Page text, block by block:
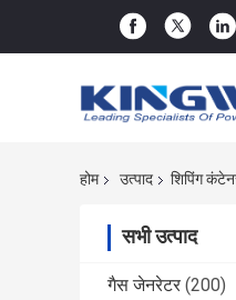
होम उत्पाद शिपिंग
सभी उत्पाद
गैस जेनरेटर (200)